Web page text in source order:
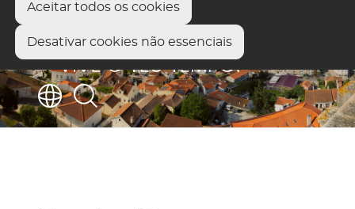
Aceitar todos os cookies
Desativar cookies não essenciais